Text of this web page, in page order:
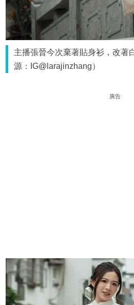
主播張晉今次棄著貼身衫，改著
源：IG@larajinzhang）
廣告